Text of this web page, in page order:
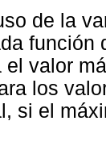
de la
función
el valor
los
si el